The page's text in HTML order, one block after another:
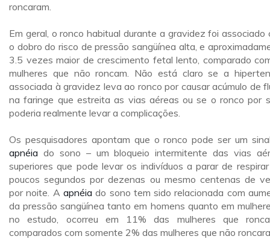
roncaram.
Em geral, o ronco habitual durante a gravidez foi associado
o dobro do risco de pressão sangüínea alta, e
3.5 vezes maior de crescimento fetal lento, comparado
mulheres que não roncam. Não está claro se a
associada à gravidez leva ao ronco por causar acúmulo de
na faringe que estreita as vias aéreas ou se o ronco por
poderia realmente levar a complicações.
Os pesquisadores apontam que o ronco pode ser um
apnéia do sono – um bloqueio intermitente das vias
superiores que pode levar os indivíduos a parar de
poucos segundos por dezenas ou mesmo centenas de
por noite. A apnéia do sono tem sido relacionada com
da pressão sangüínea tanto em homens quanto em
no estudo, ocorreu em 11% das mulheres que
comparados com somente 2% das mulheres que não